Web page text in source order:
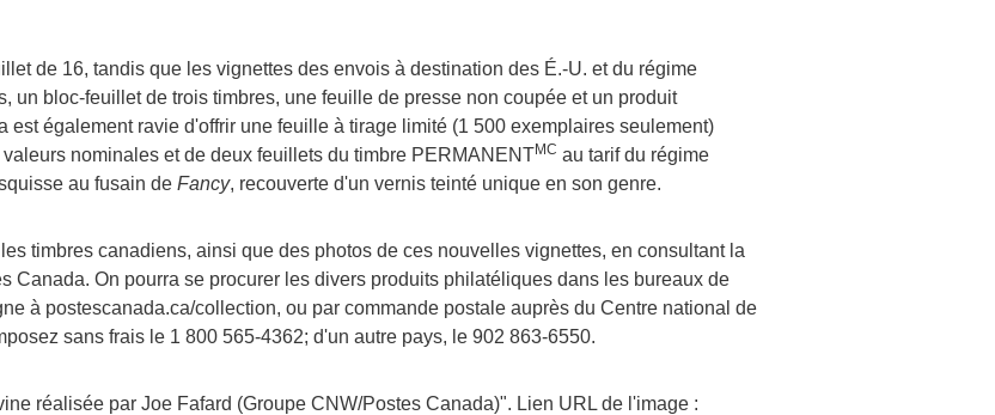
de 16, tandis que les vignettes des envois à destination des É.-U. et du régime
un bloc-feuillet de trois timbres, une feuille de presse non coupée et un produit
est également ravie d'offrir une feuille à tirage limité (1 500 exemplaires seulement)
nominales et de deux feuillets du timbre PERMANENTMC au tarif du régime
au fusain de Fancy, recouverte d'un vernis teinté unique en son genre.
timbres canadiens, ainsi que des photos de ces nouvelles vignettes, en consultant la
Canada. On pourra se procurer les divers produits philatéliques dans les bureaux de
à postescanada.ca/collection, ou par commande postale auprès du Centre national de
sans frais le 1 800 565-4362; d'un autre pays, le 902 863-6550.
réalisée par Joe Fafard (Groupe CNW/Postes Canada)". Lien URL de l'image :